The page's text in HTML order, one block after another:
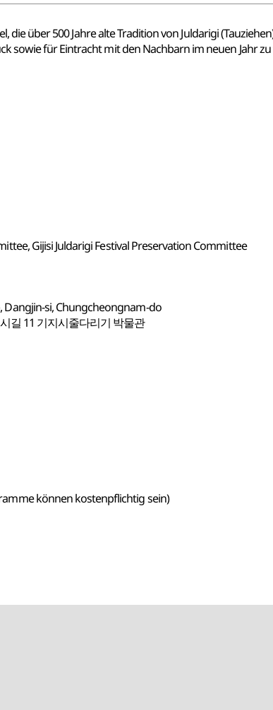
die über 500 Jahre alte Tradition von Juldarigi
sowie für Eintracht mit den Nachbarn im neuen Jahr
Gijisi Juldarigi Festival Preservation Committee
Dangjin-si, Chungcheongnam-do
길 11 기지시줄다리기 박물관
können kostenpflichtig sein)